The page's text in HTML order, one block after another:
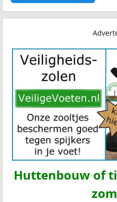
Huttenbouw of